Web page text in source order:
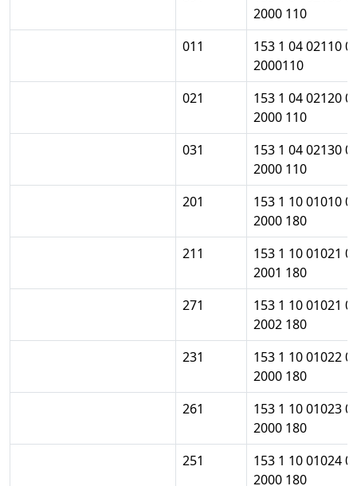
2000 110
011
153 1 04 02110
2000110
021
153 1 04 02120
2000 110
031
153 1 04 02130
2000 110
201
153 1 10 01010
2000 180
211
153 1 10 01021
2001 180
271
153 1 10 01021
2002 180
231
153 1 10 01022
2000 180
261
153 1 10 01023
2000 180
251
153 1 10 01024
2000 180